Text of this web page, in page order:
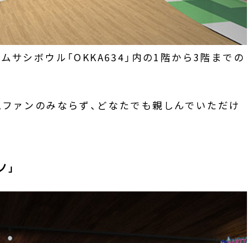
サシボウル「OKKA634」内の1階から3階までの
ァンのみならず、どなたでも親しんでいただけ